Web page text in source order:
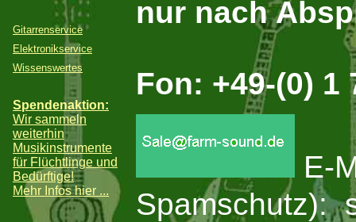
Gitarrenservice
Elektronikservice
Wissenswertes
Spendenaktion:
Wir sammeln
weiterhin
Musikinstrumente
für Flüchtlinge und
Bedürftige!
Mehr Infos hier ...
nur nach
Fon: +49-(0) 1
E-
Spamschutz):